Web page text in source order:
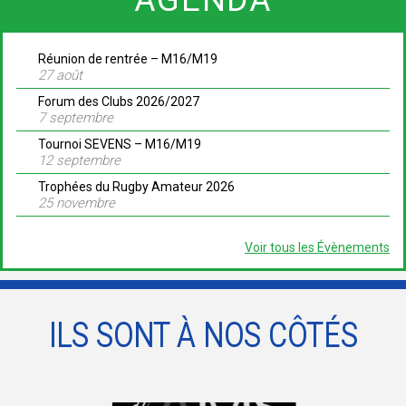
Réunion de rentrée – M16/M19
27 août
Forum des Clubs 2026/2027
7 septembre
Tournoi SEVENS – M16/M19
12 septembre
Trophées du Rugby Amateur 2026
25 novembre
Voir tous les Évènements
ILS SONT À NOS CÔTÉS